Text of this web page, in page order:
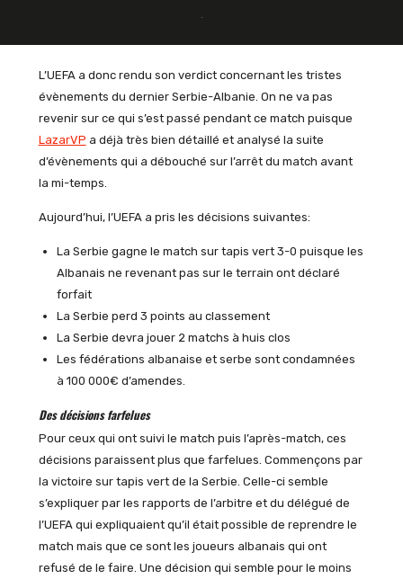
L’UEFA a donc rendu son verdict concernant les tristes
évènements du dernier Serbie-Albanie. On ne va pas
revenir sur ce qui s’est passé pendant ce match puisque
LazarVP a déjà très bien détaillé et analysé la suite
d’évènements qui a débouché sur l’arrêt du match avant
la mi-temps.
Aujourd’hui, l’UEFA a pris les décisions suivantes:
La Serbie gagne le match sur tapis vert 3-0 puisque les
Albanais ne revenant pas sur le terrain ont déclaré
forfait
La Serbie perd 3 points au classement
La Serbie devra jouer 2 matchs à huis clos
Les fédérations albanaise et serbe sont condamnées
à 100 000€ d’amendes.
Des décisions farfelues
Pour ceux qui ont suivi le match puis l’après-match, ces
décisions paraissent plus que farfelues. Commençons par
la victoire sur tapis vert de la Serbie. Celle-ci semble
s’expliquer par les rapports de l’arbitre et du délégué de
l’UEFA qui expliquaient qu’il était possible de reprendre le
match mais que ce sont les joueurs albanais qui ont
refusé de le faire. Une décision qui semble pour le moins